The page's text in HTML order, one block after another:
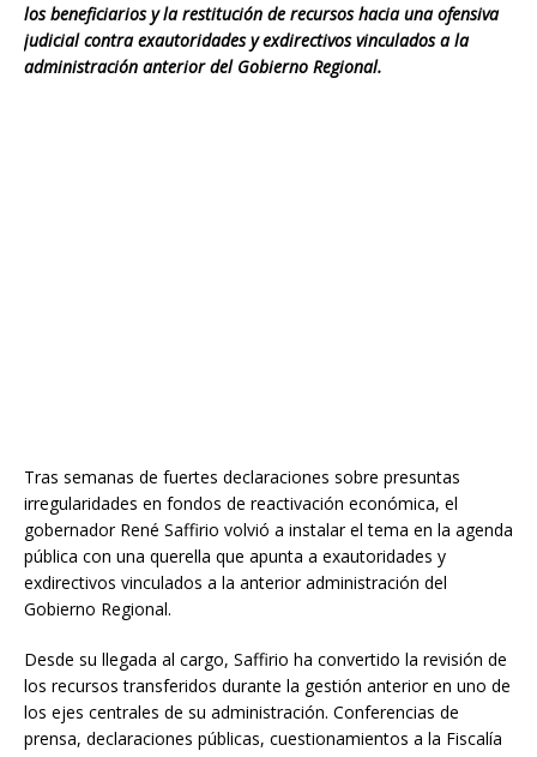
los beneficiarios y la restitución de recursos hacia una ofensiva
judicial contra exautoridades y exdirectivos vinculados a la
administración anterior del Gobierno Regional.
Tras semanas de fuertes declaraciones sobre presuntas
irregularidades en fondos de reactivación económica, el
gobernador René Saffirio volvió a instalar el tema en la agenda
pública con una querella que apunta a exautoridades y
exdirectivos vinculados a la anterior administración del
Gobierno Regional.
Desde su llegada al cargo, Saffirio ha convertido la revisión de
los recursos transferidos durante la gestión anterior en uno de
los ejes centrales de su administración. Conferencias de
prensa, declaraciones públicas, cuestionamientos a la Fiscalía